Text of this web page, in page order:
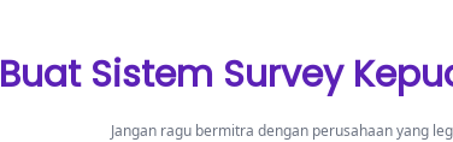
Buat Sistem Survey
Jangan ragu bermitra dengan perusahaan yang